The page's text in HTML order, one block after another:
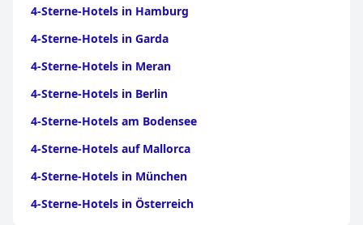
4-Sterne-Hotels in Hamburg
4-Sterne-Hotels in Garda
4-Sterne-Hotels in Meran
4-Sterne-Hotels in Berlin
4-Sterne-Hotels am Bodensee
4-Sterne-Hotels auf Mallorca
4-Sterne-Hotels in München
4-Sterne-Hotels in Österreich